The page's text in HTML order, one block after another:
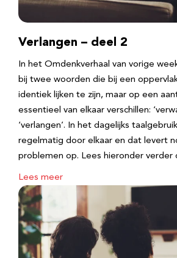
Verlangen – deel 2
In het Omdenkverhaal van vorige
bij twee woorden die bij een
identiek lijken te zijn, maar op een
essentieel van elkaar verschillen:
‘verlangen’. In het dagelijks
regelmatig door elkaar en dat levert
problemen op. Lees hieronder verder
Lees meer